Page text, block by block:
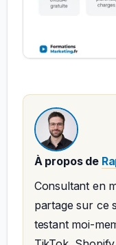
À propos de
Consultant en
partage sur ce
testant moi-